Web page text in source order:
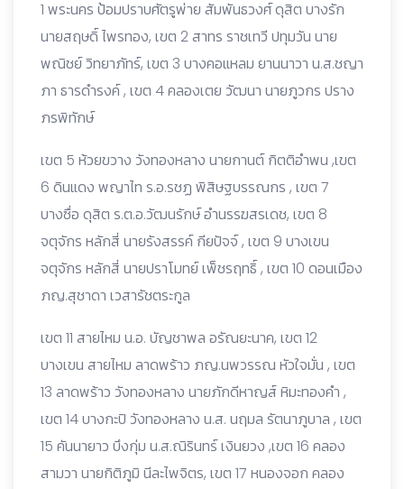
1 พระนคร ป้อมปราบศัตรูพ่าย สัมพันธวงศ์ ดุสิต บางรัก
นายสฤษดิ์ ไพรทอง, เขต 2 สาทร ราชเทวี ปทุมวัน นาย
พณิชย์ วิทยาภัทร์, เขต 3 บางคอแหลม ยานนาวา น.ส.ชญา
ภา ธารดำรงค์ , เขต 4 คลองเตย วัฒนา นายภูวกร ปราง
ภรพิทักษ์
เขต 5 ห้วยขวาง วังทองหลาง นายกานต์ กิตติอำพน ,เขต
6 ดินแดง พญาไท ร.อ.รชฏ พิสิษฐบรรณกร , เขต 7
บางซื่อ ดุสิต ร.ต.อ.วัฒนรักษ์ อำนรรฆสรเดช, เขต 8
จตุจักร หลักสี่ นายรังสรรค์ กียปัจจ์ , เขต 9 บางเขน
จตุจักร หลักสี่ นายปราโมทย์ เพ็ชรฤทธิ์ , เขต 10 ดอนเมือง
ภญ.สุชาดา เวสารัชตระกูล
เขต 11 สายไหม น.อ. บัญชาพล อรัณยะนาค, เขต 12
บางเขน สายไหม ลาดพร้าว ภญ.นพวรรณ หัวใจมั่น , เขต
13 ลาดพร้าว วังทองหลาง นายภักดีหาญส์ หิมะทองคำ ,
เขต 14 บางกะปิ วังทองหลาง น.ส. นฤมล รัตนาภูบาล , เขต
15 คันนายาว บึงกุ่ม น.ส.ณิรินทร์ เงินยวง ,เขต 16 คลอง
สามวา นายกิติภูมิ นีละไพจิตร, เขต 17 หนองจอก คลอง